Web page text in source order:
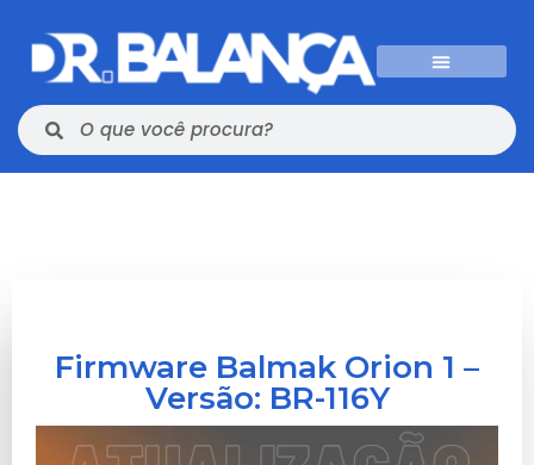
Firmware Balmak Orion 1 –
Versão: BR-116Y